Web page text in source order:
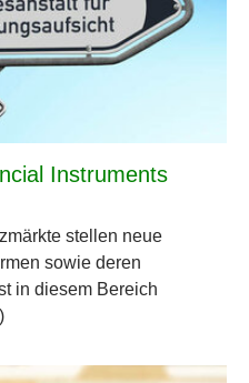
Instruments
stellen neue
sowie deren
in diesem Bereich